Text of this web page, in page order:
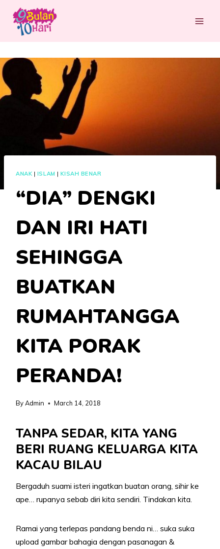
content
ANAK| ISLAM |KISAH BENAR
“DIA” DENGKI
DAN IRI HATI
SEHINGGA
BUATKAN
RUMAHTANGGA
KITA PORAK
PERANDA!
ByAdmin March 14, 2018
TANPA SEDAR, KITA YANG
BERI RUANG KELUARGA KITA
KACAU BILAU
Bergaduh suami isteri ingatkan buatan orang, sihir ke
ape… rupanya sebab diri kita sendiri. Tindakan kita.
Ramai yang terlepas pandang benda ni… suka suka
upload gambar bahagia dengan pasanagan &